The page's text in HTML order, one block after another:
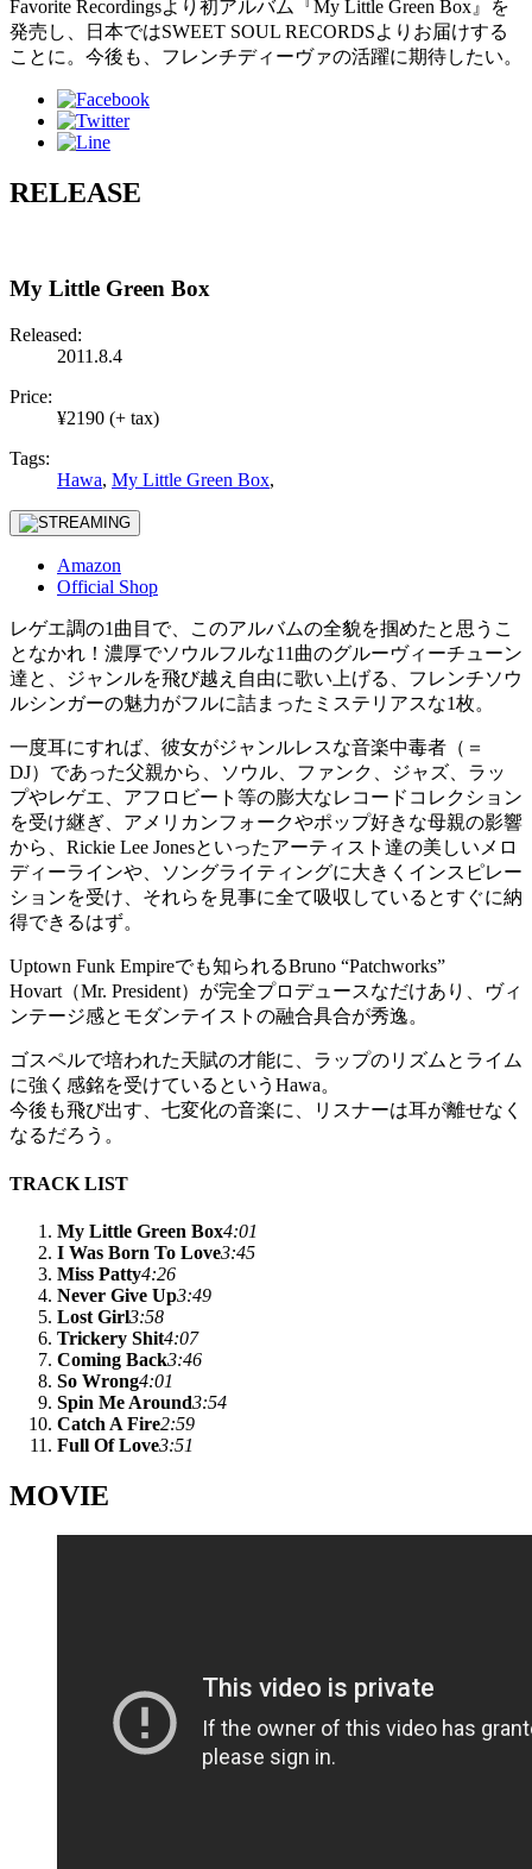
Favorite Recordingsより初アルバム『My Little Green Box』を
発売し、日本ではSWEET SOUL RECORDSよりお届けする
ことに。今後も、フレンチディーヴァの活躍に期待したい。
RELEASE
My Little Green Box
Released:
2011.8.4
Price:
¥2190 (+ tax)
Tags:
Hawa, My Little Green Box,
Amazon
Official Shop
レゲエ調の1曲目で、このアルバムの全貌を掴めたと思うこ
となかれ！濃厚でソウルフルな11曲のグルーヴィーチューン
達と、ジャンルを飛び越え自由に歌い上げる、フレンチソウ
ルシンガーの魅力がフルに詰まったミステリアスな1枚。
一度耳にすれば、彼女がジャンルレスな音楽中毒者（＝
DJ）であった父親から、ソウル、ファンク、ジャズ、ラッ
プやレゲエ、アフロビート等の膨大なレコードコレクション
を受け継ぎ、アメリカンフォークやポップ好きな母親の影響
から、Rickie Lee Jonesといったアーティスト達の美しいメロ
ディーラインや、ソングライティングに大きくインスピレー
ションを受け、それらを見事に全て吸収しているとすぐに納
得できるはず。
Uptown Funk Empireでも知られるBruno “Patchworks”
Hovart（Mr. President）が完全プロデュースなだけあり、ヴィ
ンテージ感とモダンテイストの融合具合が秀逸。
ゴスペルで培われた天賦の才能に、ラップのリズムとライム
に強く感銘を受けているというHawa。
今後も飛び出す、七変化の音楽に、リスナーは耳が離せなく
なるだろう。
TRACK LIST
My Little Green Box4:01
I Was Born To Love3:45
Miss Patty4:26
Never Give Up3:49
Lost Girl3:58
Trickery Shit4:07
Coming Back3:46
So Wrong4:01
Spin Me Around3:54
Catch A Fire2:59
Full Of Love3:51
MOVIE